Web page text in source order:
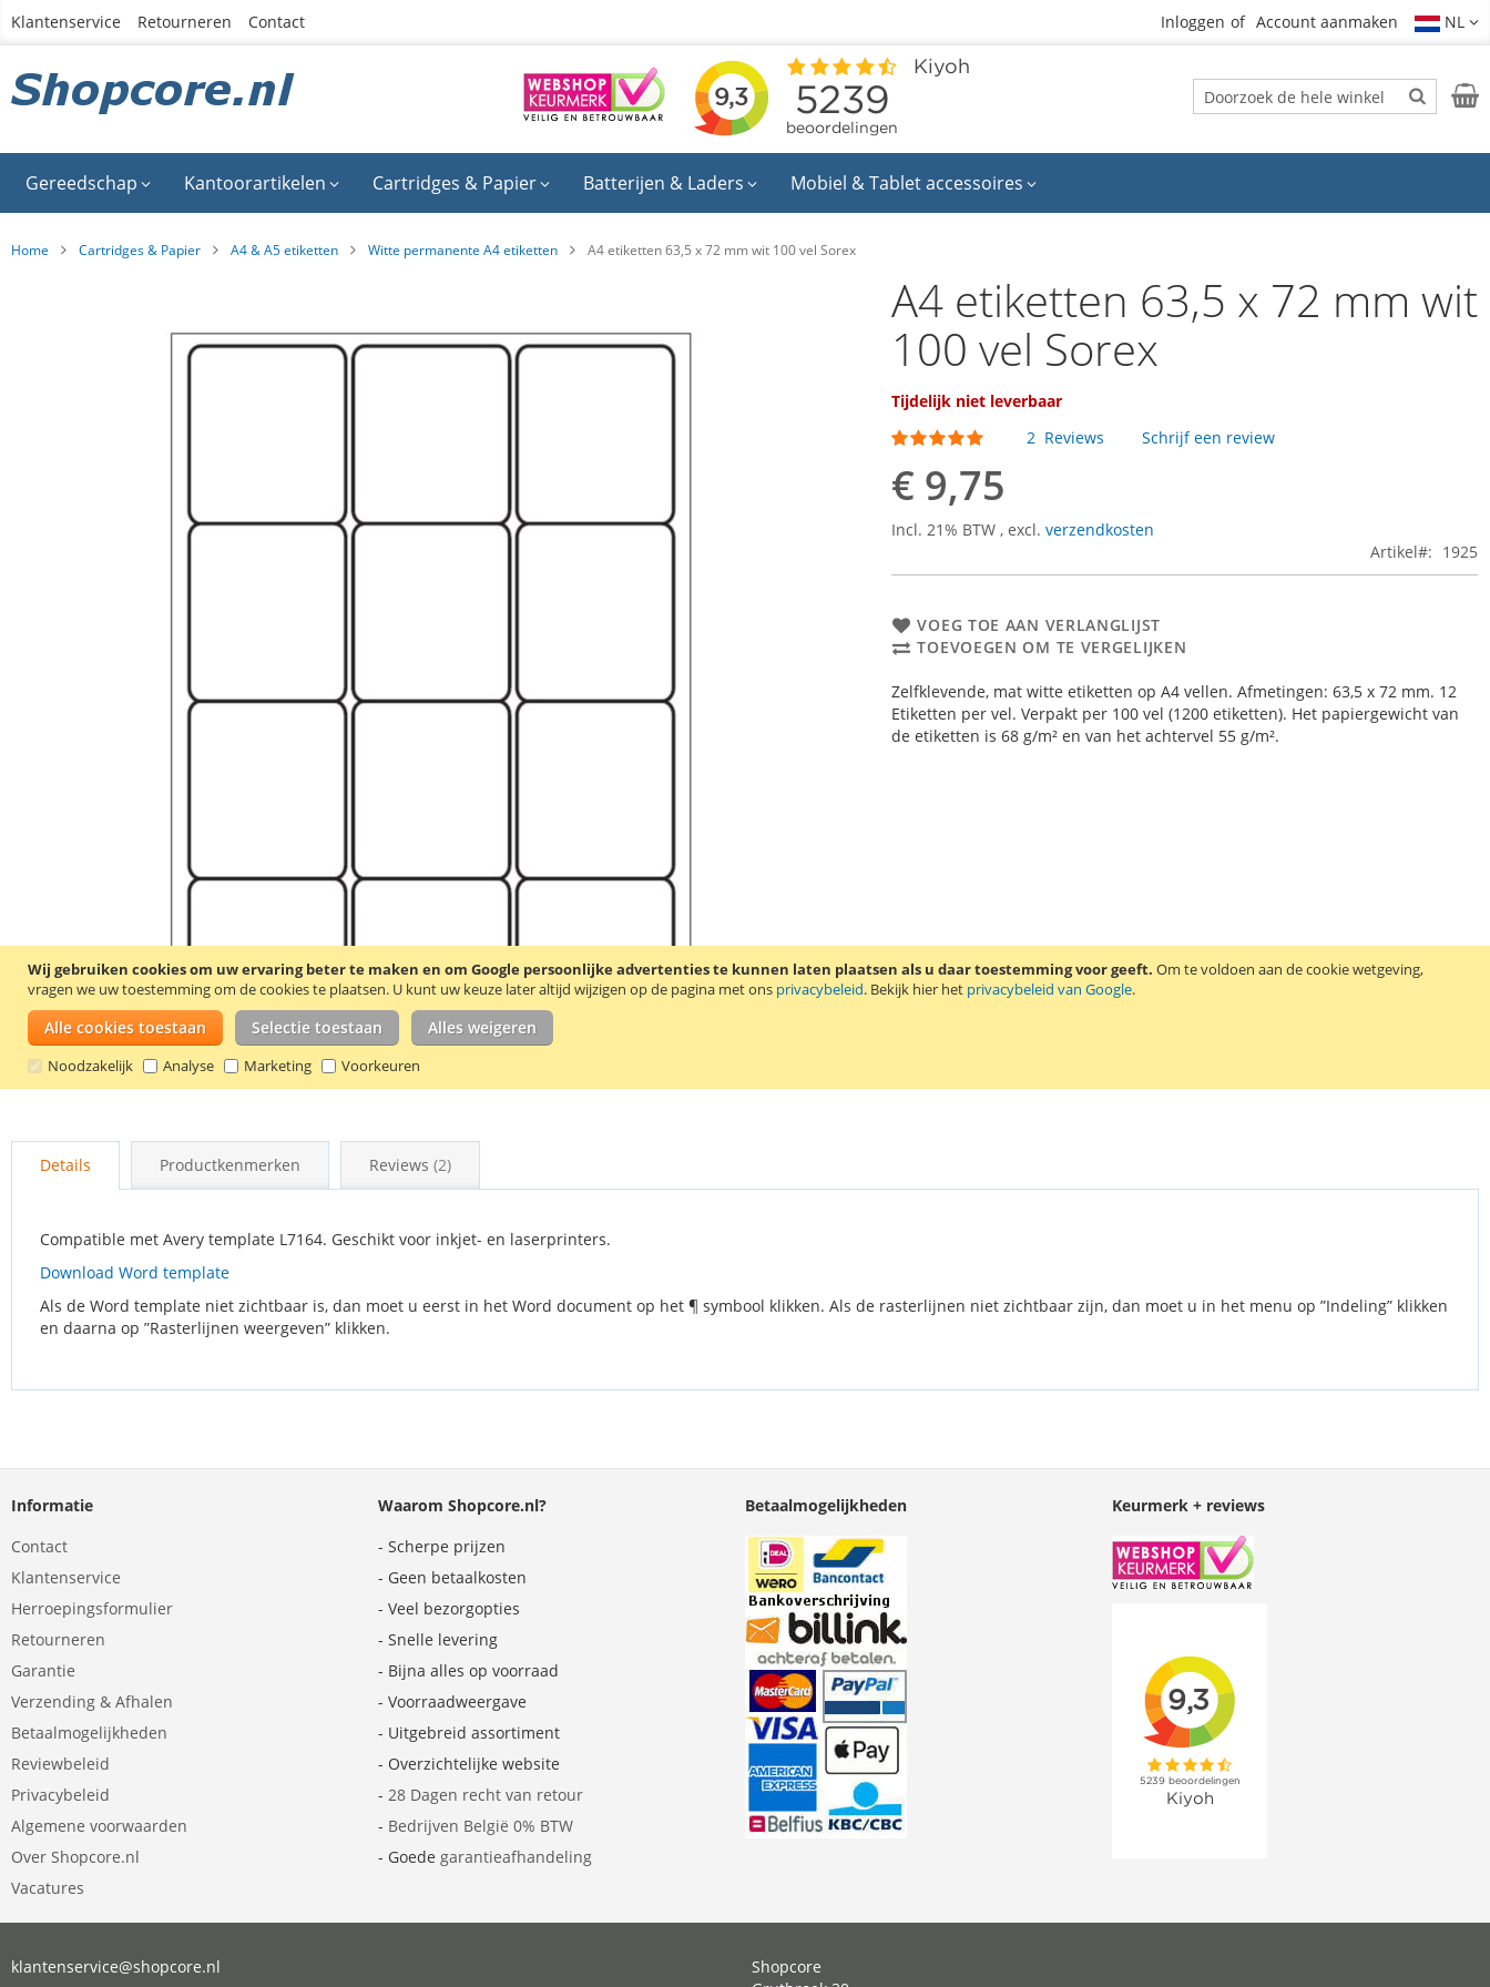
Wij gebruiken cookies om uw ervaring beter te maken en om Google persoonlijke advertenties te kunnen laten plaatsen als u daar toestemming voor geeft. Om te voldoen aan de cookie wetgeving,
vragen we uw toestemming om de cookies te plaatsen. U kunt uw keuze later altijd wijzigen op de pagina met ons privacybeleid. Bekijk hier het privacybeleid van Google.
Alle cookies toestaan Selectie toestaan Alles weigeren
Noodzakelijk Analyse Marketing Voorkeuren
Ga
inhoud
Klantenservice Retourneren Contact Inloggen Account aanmaken NL
Zoek
Zoek
Gereedschap Kantoorartikelen Cartridges & Papier Batterijen & Laders Mobiel & Tablet accessoires
Home Cartridges & Papier A4 & A5 etiketten Witte permanente A4 etiketten A4 etiketten 63,5 x 72 mm wit 100 vel Sorex
naar
afbeeldingen-
gallerij
A4 etiketten 63,5 x 72 mm wit
100 vel Sorex
Tijdelijk niet leverbaar
Waardering:
2 Reviews Schrijf een review
€ 9,75
Incl. 21% BTW, excl.verzendkosten
Artikel
1925
VOEG TOE AAN VERLANGLIJST
TOEVOEGEN OM TE VERGELIJKEN
Zelfklevende, mat witte etiketten op A4 vellen. Afmetingen: 63,5 x 72 mm. 12
Etiketten per vel. Verpakt per 100 vel (1200 etiketten). Het papiergewicht van
de etiketten is 68 g/m² en van het achtervel 55 g/m².
Details Productkenmerken Reviews 2
Compatible met Avery template L7164. Geschikt voor inkjet- en laserprinters.
Download Word template
Als de Word template niet zichtbaar is, dan moet u eerst in het Word document op het ¶ symbool klikken. Als de rasterlijnen niet zichtbaar zijn, dan moet u in het menu op ”Indeling” klikken
en daarna op ”Rasterlijnen weergeven” klikken.
Informatie
Contact
Klantenservice
Herroepingsformulier
Retourneren
Garantie
Verzending & Afhalen
Betaalmogelijkheden
Reviewbeleid
Privacybeleid
Algemene voorwaarden
Over Shopcore.nl
Vacatures
Waarom Shopcore.nl?
- Scherpe prijzen
- Geen betaalkosten
- Veel bezorgopties
- Snelle levering
- Bijna alles op voorraad
- Voorraadweergave
- Uitgebreid assortiment
- Overzichtelijke website
- 28 Dagen recht van retour
- Bedrijven België 0% BTW
- Goede garantieafhandeling
Betaalmogelijkheden Keurmerk + reviews
klantenservice@shopcore.nl
Shopcore